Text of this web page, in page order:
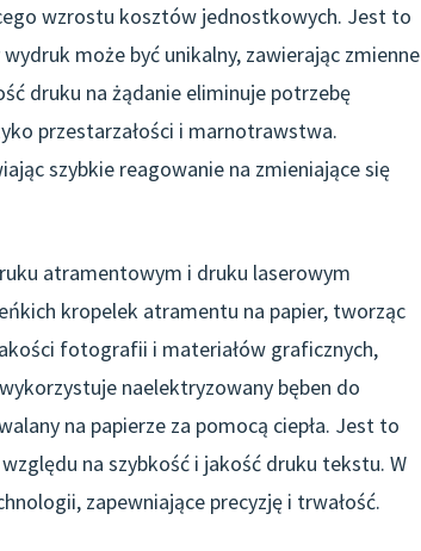
wzrostu kosztów jednostkowych. Jest to
może być unikalny, zawierając zmienne
druku na żądanie eliminuje potrzebę
przestarzałości i marnotrawstwa.
szybkie reagowanie na zmieniające się
atramentowym i druku laserowym
kropelek atramentu na papier, tworząc
fotografii i materiałów graficznych,
naelektryzowany bęben do
na papierze za pomocą ciepła. Jest to
na szybkość i jakość druku tekstu. W
zapewniające precyzję i trwałość.